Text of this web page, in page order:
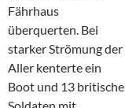
Fährhaus
überquerten. Bei
starker Strömung der
Aller kenterte ein
Boot und 13 britische
Soldaten mit